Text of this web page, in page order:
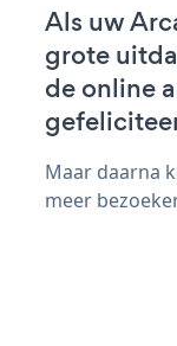
Als uw
grote
de online
Maar daarna
meer